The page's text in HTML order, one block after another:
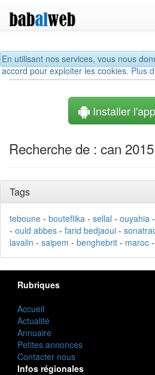
En utilisant nos services, vous nous
accord pour exploiter les cookies.Plus
Installer
Recherche de : can 2015
Tags
teboune - bouteflika - sellal - ouyahia -
- ould abbes - farid bedjaoui -
lavalin - saipem - benghebrit - maroc -
Rubriques
Accueil
Actualité
Annuaire
Petites annonces
Contacter nous
Infos régionales